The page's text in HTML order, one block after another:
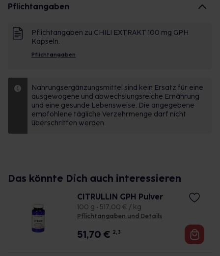
Pflichtangaben
Pflichtangaben zu CHILI EXTRAKT 100 mg GPH
Kapseln.
Pflichtangaben
Nahrungsergänzungsmittel sind kein Ersatz für eine
ausgewogene und abwechslungsreiche Ernährung
und eine gesunde Lebensweise. Die angegebene
empfohlene tägliche Verzehrmenge darf nicht
überschritten werden.
Das könnte Dich auch interessieren
CITRULLIN GPH Pulver
100 g • 517,00 € / kg
Pflichtangaben und Details
51,70 € 2, 3